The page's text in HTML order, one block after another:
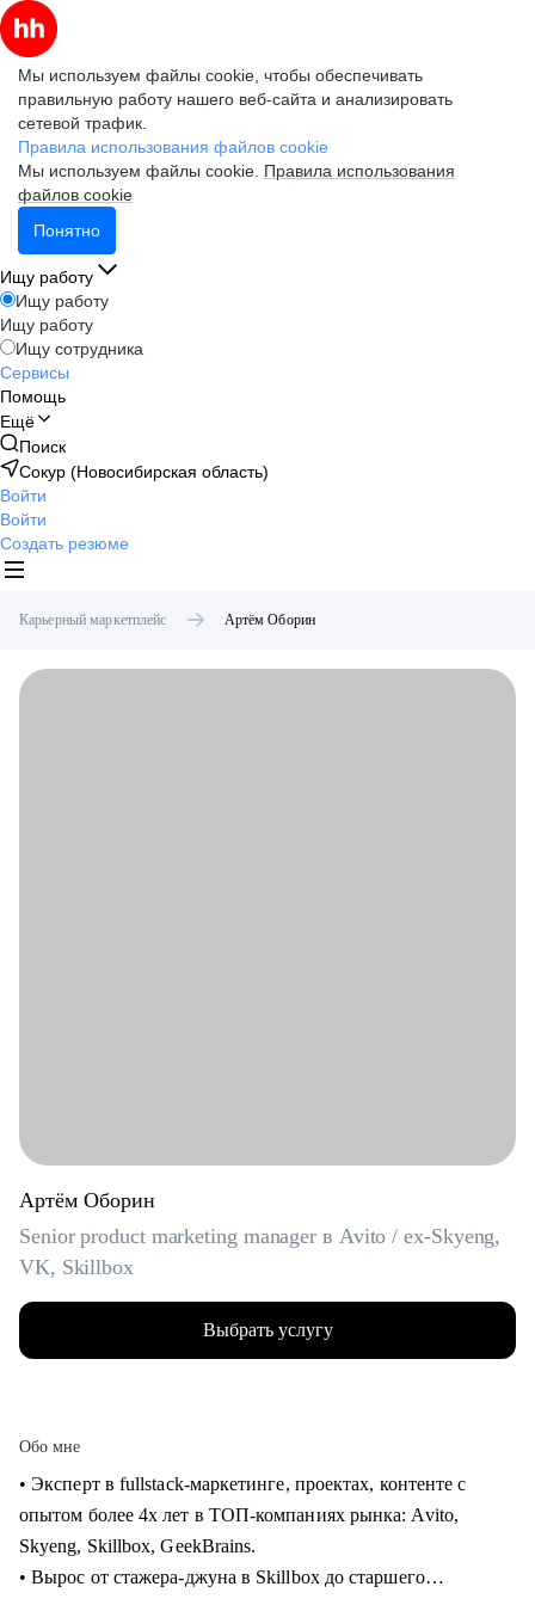
Мы используем файлы cookie, чтобы обеспечивать
правильную работу нашего веб-сайта и анализировать
сетевой трафик.
Правила использования файлов cookie
Мы используем файлы cookie. Правила использования
файлов cookie
Понятно
Ищу работу
Ищу работу
Ищу работу
Ищу сотрудника
Сервисы
Помощь
Ещё
Поиск
Сокур (Новосибирская область)
Войти
Войти
Создать резюме
Карьерный маркетплейс Артём Оборин
Артём Оборин
Senior product marketing manager в Avito / ex-Skyeng,
VK, Skillbox
Выбрать услугу
Обо мне
• Эксперт в fullstack-маркетинге, проектах, контенте с
опытом более 4х лет в ТОП-компаниях рынка: Avito,
Skyeng, Skillbox, GeekBrains.
• Вырос от стажера-джуна в Skillbox до старшего